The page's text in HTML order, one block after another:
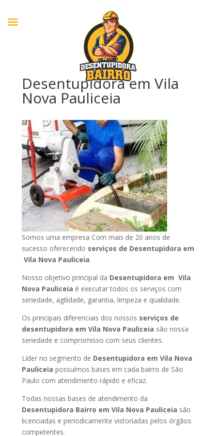
Desentupidora em Vila
Nova Pauliceia
Somos uma empresa Com mais de 20 anos de
sucesso oferecendo serviços de Desentupidora em
Vila Nova Pauliceia.
Nosso objetivo principal da Desentupidora em Vila
Nova Pauliceia é executar todos os serviços com
seriedade, agilidade, garantia, limpeza e qualidade.
Os principais diferenciais dos nossos serviços de
desentupidora em Vila Nova Pauliceia são nossa
seriedade e compromisso com seus clientes.
Líder no segmento de Desentupidora em Vila Nova
Pauliceia possuímos bases em cada bairro de São
Paulo com atendimento rápido e eficaz.
Todas nossas bases de atendimento da
Desentupidora Bairro em Vila Nova Pauliceia são
licenciadas e periodicamente vistoriadas pelos órgãos
competentes.